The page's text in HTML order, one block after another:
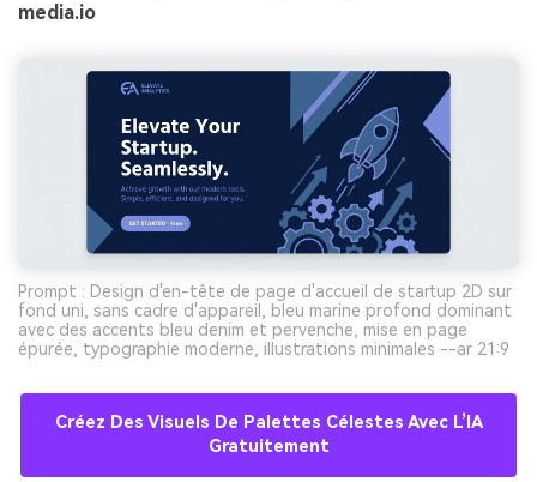
media.io
Prompt : Design d'en-tête de page d'accueil de startup 2D sur
fond uni, sans cadre d'appareil, bleu marine profond dominant
avec des accents bleu denim et pervenche, mise en page
épurée, typographie moderne, illustrations minimales --ar 21:9
Créez Des Visuels De Palettes Célestes Avec L’IA
Gratuitement